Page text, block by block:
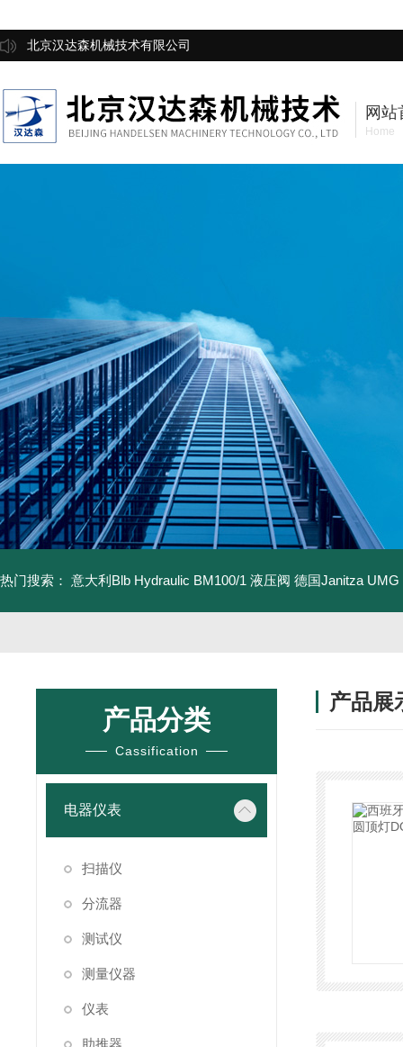
北京汉达森机械技术有限公司
网站
Home
热门搜索： 意大利Blb Hydraulic BM100/1 液压阀 德国Janitza UMG
产品分类
Cassification
电器仪表
扫描仪
分流器
测试仪
测量仪器
仪表
助推器
产品展